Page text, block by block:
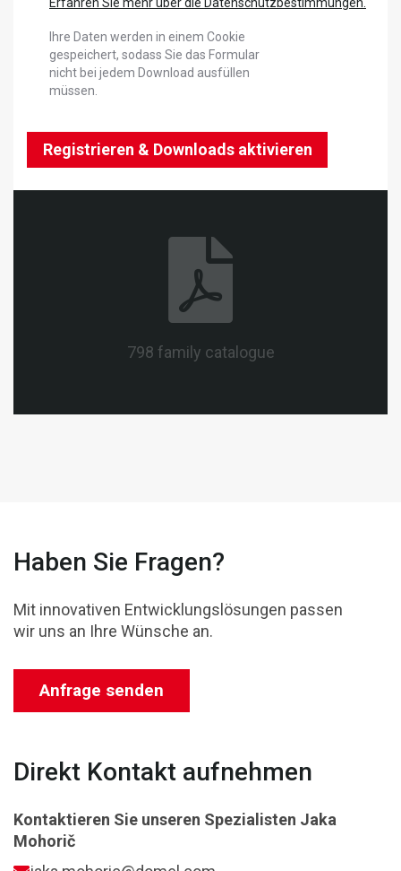
Ihre Daten werden in einem Cookie
gespeichert, sodass Sie das Formular
nicht bei jedem Download ausfüllen
müssen.
Registrieren & Downloads aktivieren
798 family catalogue
Haben Sie Fragen?
Mit innovativen Entwicklungslösungen passen
wir uns an Ihre Wünsche an.
Anfrage senden
Direkt Kontakt aufnehmen
Kontaktieren Sie unseren Spezialisten Jaka
Mohorič